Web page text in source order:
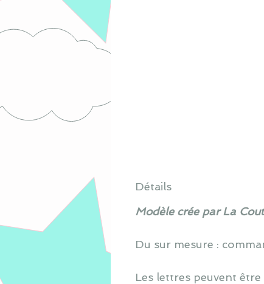
Détails
Modèle crée par La
Du sur mesure :
Les lettres peuvent